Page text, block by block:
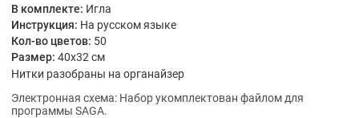
В комплекте: Игла
Инструкция: На русском языке
Кол-во цветов: 50
Размер: 40x32 см
Нитки разобраны на органайзер
Электронная схема: Набор укомплектован файлом для
программы SAGA.